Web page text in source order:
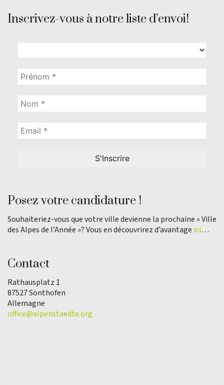
Inscrivez-vous à notre liste d’envoi!
Posez votre candidature !
Souhaiteriez-vous que votre ville devienne la prochaine « Ville
des Alpes de l’Année »? Vous en découvrirez d’avantage ici…
Contact
Rathausplatz 1
87527 Sonthofen
Allemagne
office@alpenstaedte.org